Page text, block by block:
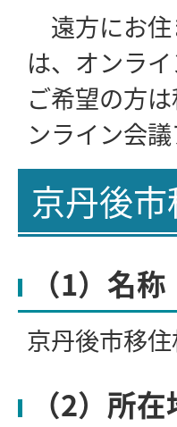
遠方にお住
は、オンラ
ご希望の方
ンライン会
京丹後
（1）名称
京丹後市移
（2）所在